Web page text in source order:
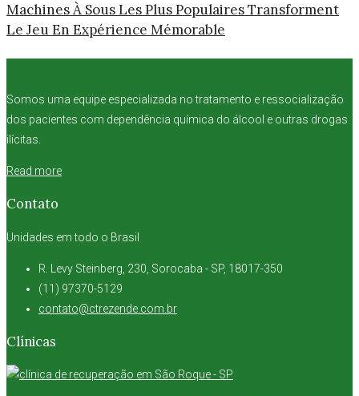
Machines À Sous Les Plus Populaires Transforment
Le Jeu En Expérience Mémorable
Somos uma equipe especializada no tratamento e ressocialização
dos pacientes com dependência química do álcool e outras drogas
ilícitas.
Read more
Contato
Unidades em todo o Brasil
R. Levy Steinberg, 230, Sorocaba - SP, 18017-350
(11) 97370-5129
contato@ctrezende.com.br
Clínicas